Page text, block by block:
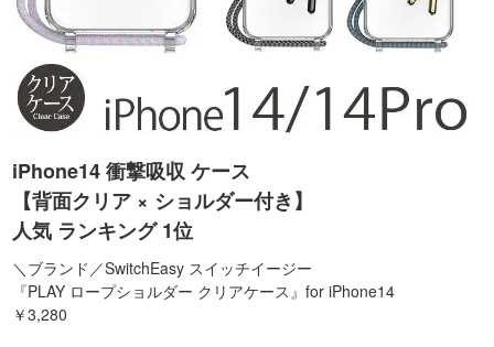
iPhone14 衝撃吸収 ケース
【背面クリア × ショルダー付き】
人気 ランキング 1位
＼ブランド／SwitchEasy スイッチイージー
『PLAY ロープショルダー クリアケース』for iPhone14
￥3,280